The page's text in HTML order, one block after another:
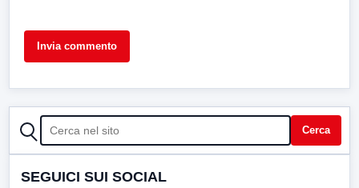
CERCA Cerca
SEGUICI SUI SOCIAL